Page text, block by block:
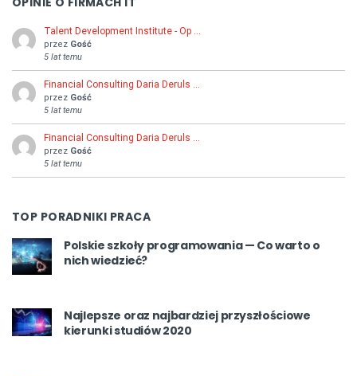
Talent Development Institute - Op …
przez Gość
5 lat temu
Financial Consulting Daria Deruls …
przez Gość
5 lat temu
Financial Consulting Daria Deruls …
przez Gość
5 lat temu
TOP PORADNIKI PRACA
Polskie szkoły programowania — Co warto o
nich wiedzieć?
Najlepsze oraz najbardziej przyszłościowe
kierunki studiów 2020